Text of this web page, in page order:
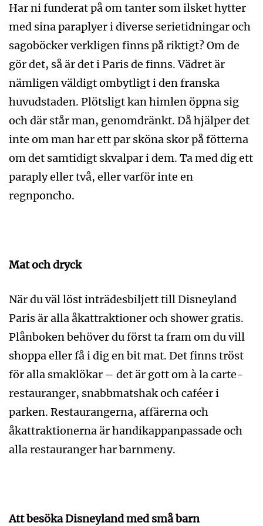
Har ni funderat på om tanter som ilsket hytter
med sina paraplyer i diverse serietidningar och
sagoböcker verkligen finns på riktigt? Om de
gör det, så är det i Paris de finns. Vädret är
nämligen väldigt ombytligt i den franska
huvudstaden. Plötsligt kan himlen öppna sig
och där står man, genomdränkt. Då hjälper det
inte om man har ett par sköna skor på fötterna
om det samtidigt skvalpar i dem. Ta med dig ett
paraply eller två, eller varför inte en
regnponcho.
Mat och dryck
När du väl löst inträdesbiljett till Disneyland
Paris är alla åkattraktioner och shower gratis.
Plånboken behöver du först ta fram om du vill
shoppa eller få i dig en bit mat. Det finns tröst
för alla smaklökar – det är gott om à la carte-
restauranger, snabbmatshak och caféer i
parken. Restaurangerna, affärerna och
åkattraktionerna är handikappanpassade och
alla restauranger har barnmeny.
Att besöka Disneyland med små barn